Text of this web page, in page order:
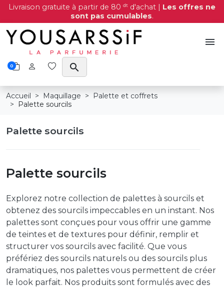
Livraison gratuite à partir de 80 dt d'achat | Les offres ne
sont pas cumulables.
menu
0 search
Accueil Maquillage
Palette et coffrets
Palette sourcils
Palette sourcils
Palette sourcils
Explorez notre collection de palettes à sourcils et
obtenez des sourcils impeccables en un instant. Nos
palettes sont conçues pour vous offrir une gamme
de teintes et de textures pour définir, remplir et
structurer vos sourcils avec facilité. Que vous
préfériez des sourcils naturels ou des sourcils plus
dramatiques, nos palettes vous permettent de créer
le look parfait. Nos produits sont formulés avec des